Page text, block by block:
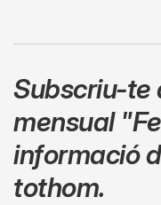
Subscriu-te
mensual
informació
tothom.